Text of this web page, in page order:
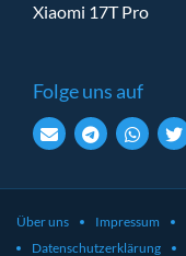
Xiaomi 17T Pro
Folge uns auf
Über uns Impressum
Datenschutzerklärung